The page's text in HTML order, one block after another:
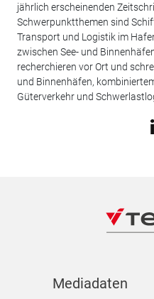
jährlich erscheinenden
Schwerpunktthemen sind
Transport und Logistik im
zwischen See- und
recherchieren vor Ort und
und Binnenhäfen,
Güterverkehr und
Mediadaten